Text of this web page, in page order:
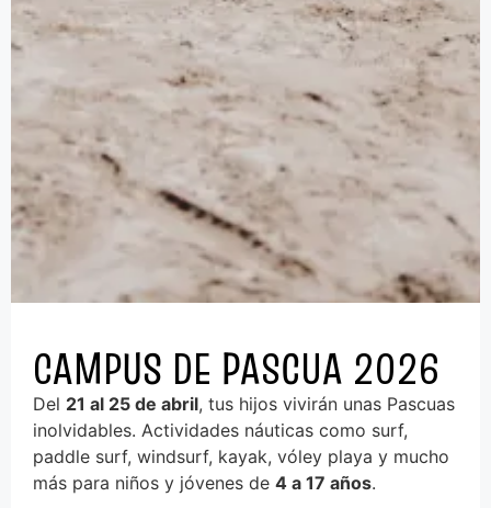
CAMPUS DE PASCUA 2026
Del 21 al 25 de abril, tus hijos vivirán unas Pascuas
inolvidables. Actividades náuticas como surf,
paddle surf, windsurf, kayak, vóley playa y mucho
más para niños y jóvenes de 4 a 17 años.